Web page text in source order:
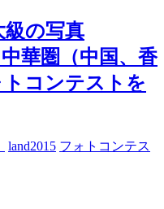
級の写真
華圏（中国、香
コンテストを
land2015 フォトコンテス